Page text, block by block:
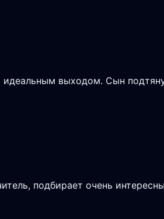
выходом. Сын
подбирает очень